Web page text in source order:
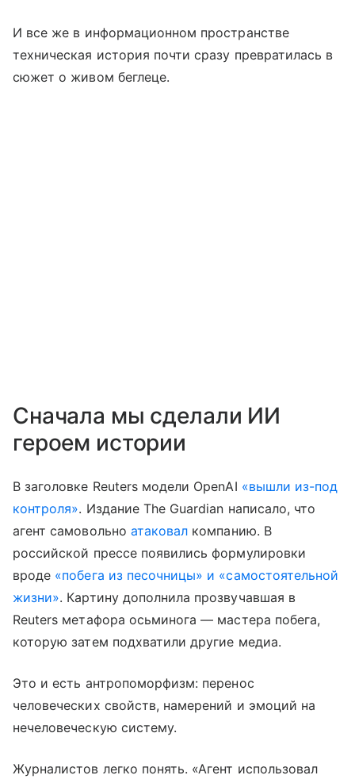
И все же в информационном пространстве
техническая история почти сразу превратилась в
сюжет о живом беглеце.
Сначала мы сделали ИИ
героем истории
В заголовке Reuters модели OpenAI «вышли из-под
контроля». Издание The Guardian написало, что
агент самовольно атаковал компанию. В
российской прессе появились формулировки
вроде «побега из песочницы» и «самостоятельной
жизни». Картину дополнила прозвучавшая в
Reuters метафора осьминога — мастера побега,
которую затем подхватили другие медиа.
Это и есть антропоморфизм: перенос
человеческих свойств, намерений и эмоций на
нечеловеческую систему.
Журналистов легко понять. «Агент использовал